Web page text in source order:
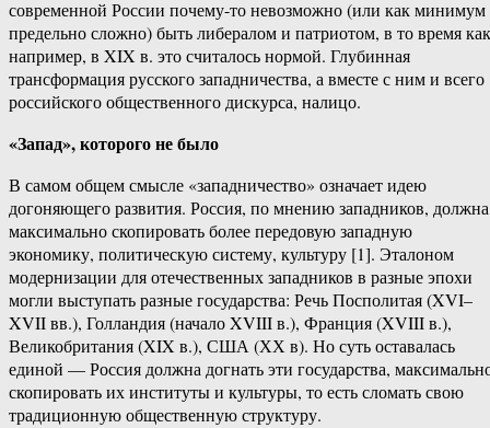
современной России почему-то невозможно (или как минимум
предельно сложно) быть либералом и патриотом, в то время
например, в XIX в. это считалось нормой. Глубинная
трансформация русского западничества, а вместе с ним и всего
российского общественного дискурса, налицо.
«Запад», которого не было
В самом общем смысле «западничество» означает идею
догоняющего развития. Россия, по мнению западников, должна
максимально скопировать более передовую западную
экономику, политическую систему, культуру [1]. Эталоном
модернизации для отечественных западников в разные эпохи
могли выступать разные государства: Речь Посполитая (XVI–
XVII вв.), Голландия (начало XVIII в.), Франция (XVIII в.),
Великобритания (XIX в.), США (ХХ в). Но суть оставалась
единой — Россия должна догнать эти государства,
скопировать их институты и культуры, то есть сломать свою
традиционную общественную структуру.